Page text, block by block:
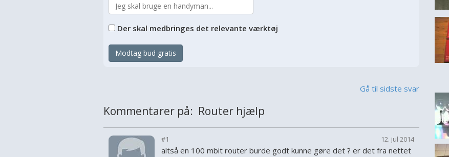
Der skal medbringes det relevante værktøj
Modtag bud gratis
Gå til sidste svar
Kommentarer på: Router hjælp
#1 12. jul 2014
altså en 100 mbit router burde godt kunne gøre det ? er det fra nettet